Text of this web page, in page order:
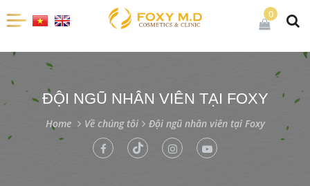
0
ĐỘI NGŨ NHÂN VIÊN TẠI FOXY
Home Về chúng tôi Đội ngũ nhân viên tại Foxy